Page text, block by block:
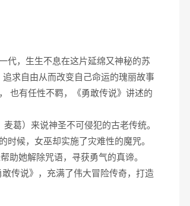
代，生生不息在这片延绵又神秘的苏
求自由从而改变自己命运的瑰丽故事
也有任性不羁，《勇敢传说》讲述的
葛）来说神圣不可侵犯的古老传统。
候，女巫却实施了灾难性的魔咒。
她解除咒语，寻获勇气的真谛。
传说》，充满了伟大冒险传奇，打造